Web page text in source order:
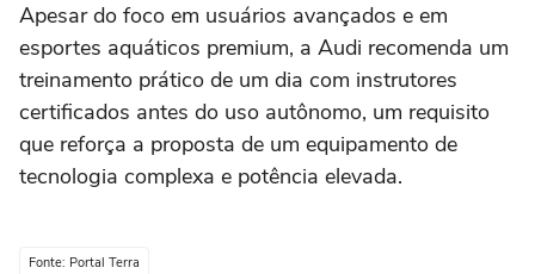
Apesar do foco em usuários avançados e em
esportes aquáticos premium, a Audi recomenda um
treinamento prático de um dia com instrutores
certificados antes do uso autônomo, um requisito
que reforça a proposta de um equipamento de
tecnologia complexa e potência elevada.
Fonte: Portal Terra